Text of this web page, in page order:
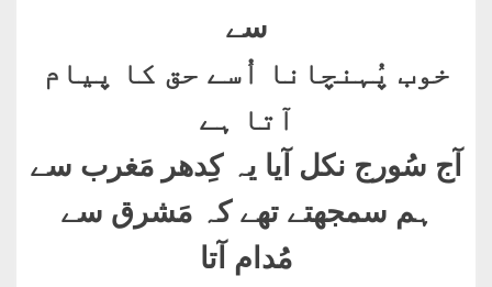
سے
خوب پُہنچانا اُسے حق کا پیام
آتا ہے
آج سُورج نکل آیا یہ کِدھر مَغرب سے
ہم سمجھتے تھے کہ مَشرق سے
مُدام آتا